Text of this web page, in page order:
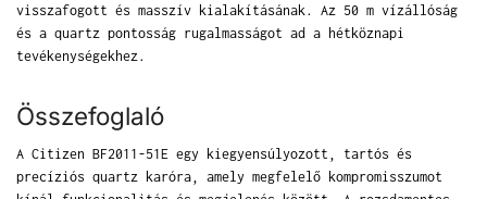
visszafogott és masszív kialakításának. Az 50 m vízállóság
és a quartz pontosság rugalmasságot ad a hétköznapi
tevékenységekhez.
Összefoglaló
A Citizen BF2011-51E egy kiegyensúlyozott, tartós és
precíziós quartz karóra, amely megfelelő kompromisszumot